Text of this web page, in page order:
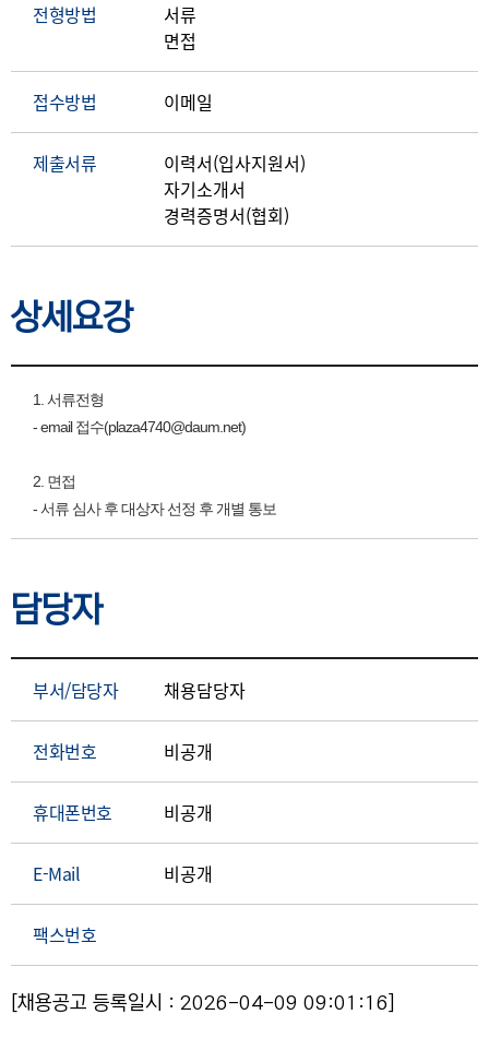
전형방법
서류
면접
접수방법 이메일
제출서류
이력서(입사지원서)
자기소개서
경력증명서(협회)
상세요강
상세요강
1. 서류전형
- email 접수(plaza4740@daum.net)
2. 면접
- 서류 심사 후 대상자 선정 후 개별 통보
담당자
부서/담당자 채용담당자
전화번호 비공개
휴대폰번호 비공개
E-Mail 비공개
팩스번호
[채용공고 등록일시 : 2026-04-09 09:01:16]